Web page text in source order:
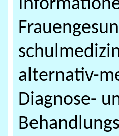
alternativ-
Diagnose-